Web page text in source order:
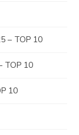
– TOP 10
TOP 10
10